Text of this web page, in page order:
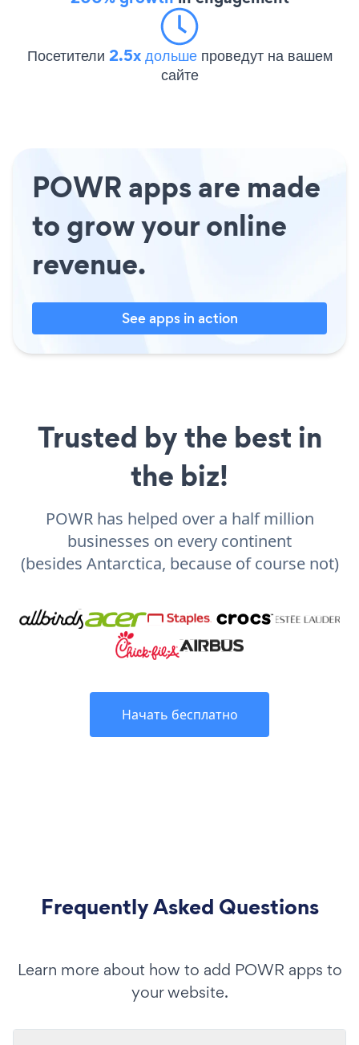
Посетители 2.5x дольше проведут на вашем
сайте
POWR apps are made
to grow your online
revenue.
See apps in action
Trusted by the best in
the biz!
POWR has helped over a half million
businesses on every continent
(besides Antarctica, because of course not)
Начать бесплатно
Frequently Asked Questions
Learn more about how to add POWR apps to
your website.